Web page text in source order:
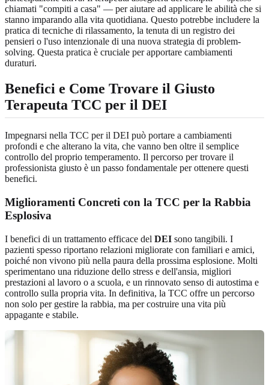
chiamati "compiti a casa" — per aiutare ad applicare le abilità che si
stanno imparando alla vita quotidiana. Questo potrebbe includere la
pratica di tecniche di rilassamento, la tenuta di un registro dei
pensieri o l'uso intenzionale di una nuova strategia di problem-
solving. Questa pratica è cruciale per apportare cambiamenti
duraturi.
Benefici e Come Trovare il Giusto
Terapeuta TCC per il DEI
Impegnarsi nella TCC per il DEI può portare a cambiamenti
profondi e che alterano la vita, che vanno ben oltre il semplice
controllo del proprio temperamento. Il percorso per trovare il
professionista giusto è un passo fondamentale per ottenere questi
benefici.
Miglioramenti Concreti con la TCC per la Rabbia
Esplosiva
I benefici di un trattamento efficace del DEI sono tangibili. I
pazienti spesso riportano relazioni migliorate con familiari e amici,
poiché non vivono più nella paura della prossima esplosione. Molti
sperimentano una riduzione dello stress e dell'ansia, migliori
prestazioni al lavoro o a scuola, e un rinnovato senso di autostima e
controllo sulla propria vita. In definitiva, la TCC offre un percorso
non solo per gestire la rabbia, ma per costruire una vita più
appagante e stabile.